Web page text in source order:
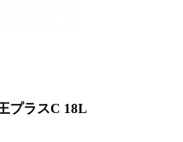
プラスC 18L